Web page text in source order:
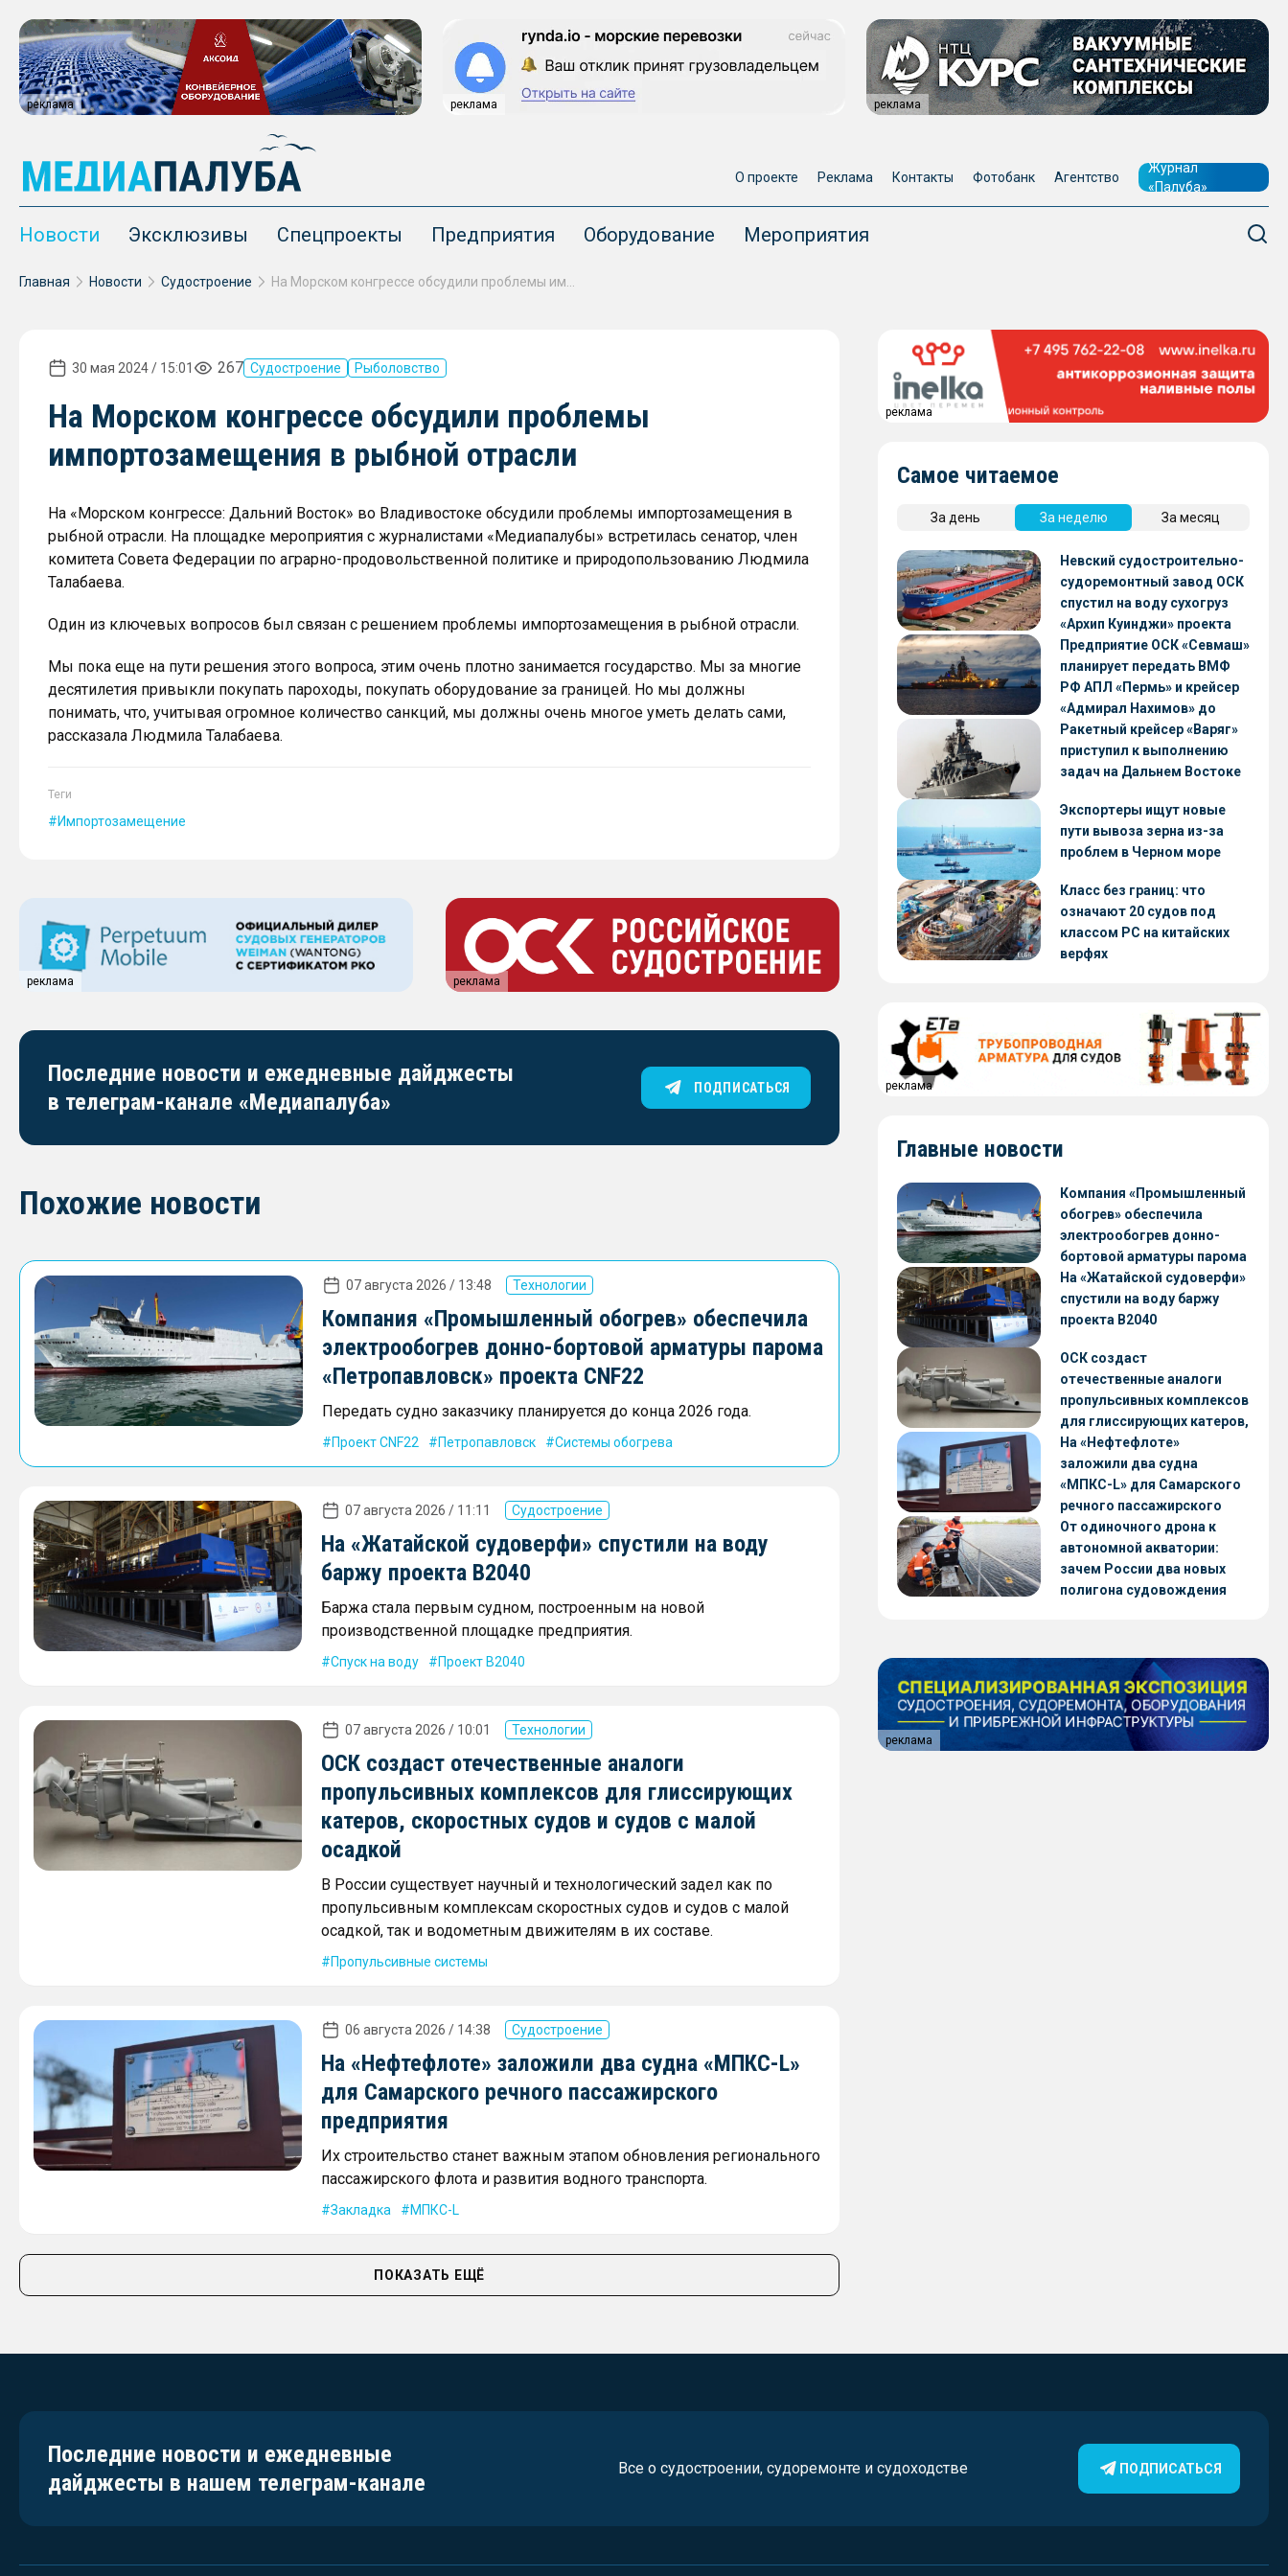
реклама реклама реклама
О проекте Реклама Контакты Фотобанк Агентство
Журнал
«Палуба»
Новости Эксклюзивы Спецпроекты Предприятия Оборудование Мероприятия
Главная Новости Судостроение
30 мая 2024 / 15:01 267 Судостроение Рыболовство
На Морском конгрессе обсудили проблемы
импортозамещения в рыбной отрасли
На «Морском конгрессе: Дальний Восток» во Владивостоке обсудили проблемы импортозамещения в
рыбной отрасли. На площадке мероприятия с журналистами «Медиапалубы» встретилась сенатор, член
комитета Совета Федерации по аграрно-продовольственной политике и природопользованию Людмила
Талабаева.
Один из ключевых вопросов был связан с решением проблемы импортозамещения в рыбной отрасли.
Мы пока еще на пути решения этого вопроса, этим очень плотно занимается государство. Мы за многие
десятилетия привыкли покупать пароходы, покупать оборудование за границей. Но мы должны
понимать, что, учитывая огромное количество санкций, мы должны очень многое уметь делать сами,
рассказала Людмила Талабаева.
Теги
Импортозамещение
реклама реклама
Последние новости и ежедневные дайджесты
в телеграм-канале «Медиапалуба»
ПОДПИСАТЬСЯ
Похожие новости
07 августа 2026 / 13:48 Технологии
Компания «Промышленный обогрев» обеспечила
электрообогрев донно-бортовой арматуры парома
«Петропавловск» проекта CNF22
Передать судно заказчику планируется до конца 2026 года.
Проект CNF22 Петропавловск Системы обогрева
07 августа 2026 / 11:11 Судостроение
На «Жатайской судоверфи» спустили на воду
баржу проекта В2040
Баржа стала первым судном, построенным на новой
производственной площадке предприятия.
Спуск на воду Проект В2040
07 августа 2026 / 10:01 Технологии
ОСК создаст отечественные аналоги
пропульсивных комплексов для глиссирующих
катеров, скоростных судов и судов с малой
осадкой
В России существует научный и технологический задел как по
пропульсивным комплексам скоростных судов и судов с малой
осадкой, так и водометным движителям в их составе.
Пропульсивные системы
06 августа 2026 / 14:38 Судостроение
На «Нефтефлоте» заложили два судна «МПКС-L»
для Самарского речного пассажирского
предприятия
Их строительство станет важным этапом обновления регионального
пассажирского флота и развития водного транспорта.
Закладка МПКС-L
ПОКАЗАТЬ ЕЩЁ
реклама
Самое читаемое
За день За неделю За месяц
Невский судостроительно-
судоремонтный завод ОСК
спустил на воду сухогруз
«Архип Куинджи» проекта
RSD59
Предприятие ОСК «Севмаш»
планирует передать ВМФ
РФ АПЛ «Пермь» и крейсер
«Адмирал Нахимов» до
конца 2026 года
Ракетный крейсер «Варяг»
приступил к выполнению
задач на Дальнем Востоке
Экспортеры ищут новые
пути вывоза зерна из-за
проблем в Черном море
Класс без границ: что
означают 20 судов под
классом РС на китайских
верфях
реклама
Главные новости
Компания «Промышленный
обогрев» обеспечила
электрообогрев донно-
бортовой арматуры парома
«Петропавловск» проекта
CNF22
На «Жатайской судоверфи»
спустили на воду баржу
проекта В2040
ОСК создаст
отечественные аналоги
пропульсивных комплексов
для глиссирующих катеров,
скоростных судов и судов с
малой осадкой
На «Нефтефлоте»
заложили два судна
«МПКС-L» для Самарского
речного пассажирского
предприятия
От одиночного дрона к
автономной акватории:
зачем России два новых
полигона судовождения
реклама
Последние новости и ежедневные
дайджесты в нашем телеграм-канале
Все о судостроении, судоремонте и судоходстве ПОДПИСАТЬСЯ